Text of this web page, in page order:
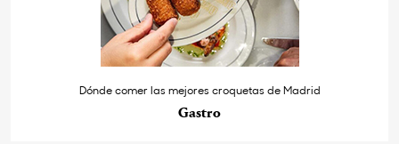
Dónde comer las mejores croquetas de Madrid
Gastro